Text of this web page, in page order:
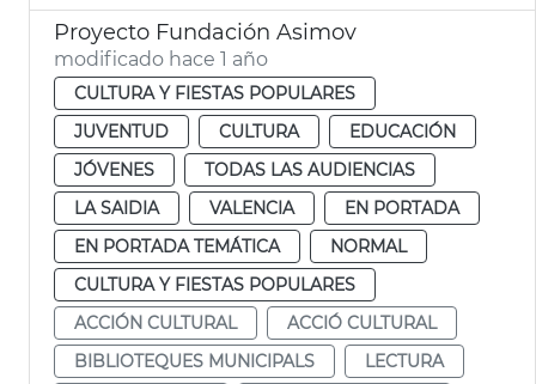
Proyecto Fundación Asimov
modificado hace 1 año
CULTURA Y FIESTAS POPULARES
JUVENTUD
CULTURA
EDUCACIÓN
JÓVENES
TODAS LAS AUDIENCIAS
LA SAIDIA
VALENCIA
EN PORTADA
EN PORTADA TEMÁTICA
NORMAL
CULTURA Y FIESTAS POPULARES
ACCIÓN CULTURAL
ACCIÓ CULTURAL
BIBLIOTEQUES MUNICIPALS
LECTURA